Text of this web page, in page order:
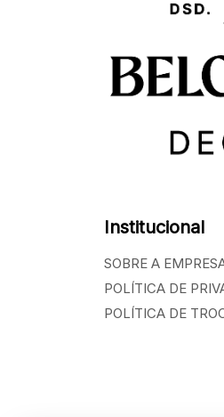
Institucional
SOBRE A
POLÍTICA DE
POLÍTICA DE